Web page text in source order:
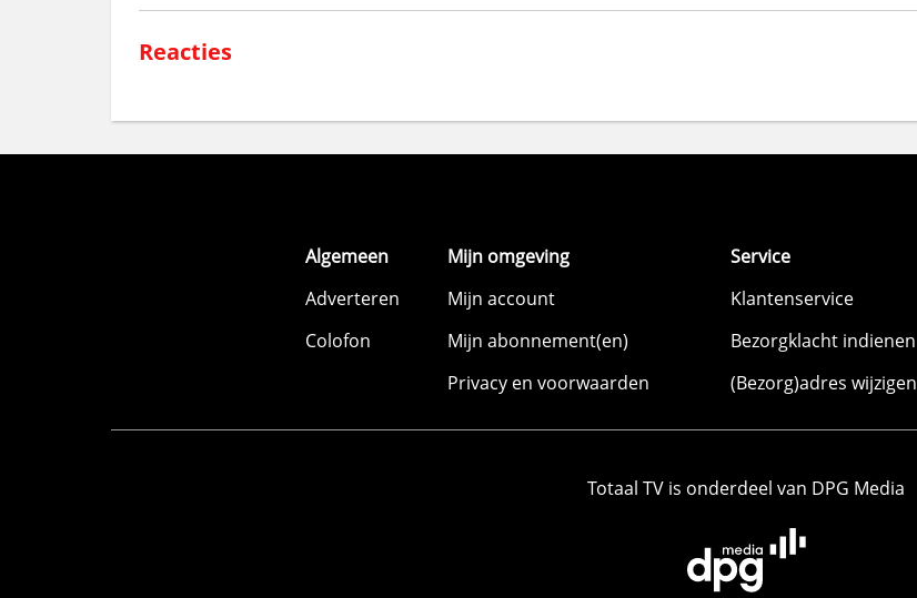
Reacties
Algemeen
Adverteren
Colofon
Mijn omgeving
Mijn account
Mijn abonnement(en)
Privacy en voorwaarden
Service
Klantenservice
Bezorgklacht indienen
(Bezorg)adres wijzigen
Totaal TV is onderdeel van DPG Media